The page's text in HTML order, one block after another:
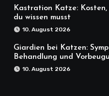
Kastration Katze:
du wissen musst
10. August 2026
Giardien bei Katzen:
Behandlung und
10. August 2026